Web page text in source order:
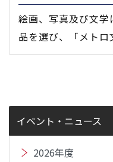
絵画、写真及び文
品を選び、「メトロ
イベント・ニュース
2026年度